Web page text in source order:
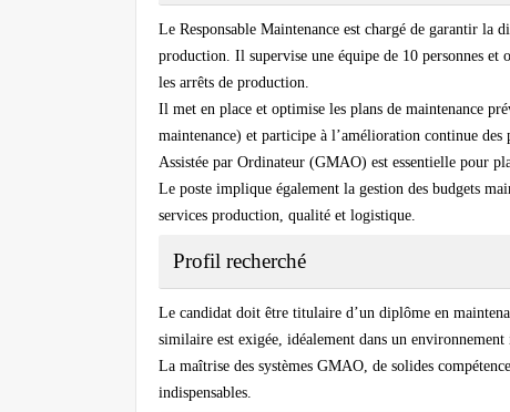
Le Responsable Maintenance est chargé de garantir
production. Il supervise une équipe de 10 personnes
les arrêts de production.
Il met en place et optimise les plans de maintenance
maintenance) et participe à l’amélioration continue
Assistée par Ordinateur (GMAO) est essentielle pour
Le poste implique également la gestion des budgets
services production, qualité et logistique.
Profil recherché
Le candidat doit être titulaire d’un diplôme en
similaire est exigée, idéalement dans un
La maîtrise des systèmes GMAO, de solides
indispensables.